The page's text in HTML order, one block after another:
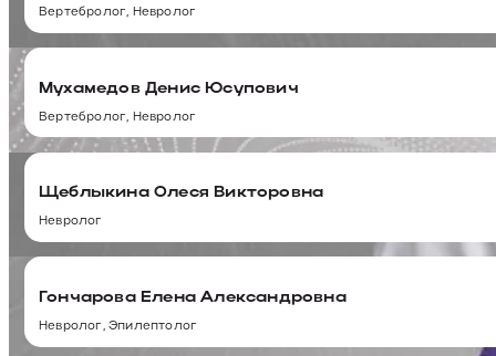
Вертебролог, Невролог
Мухамедов Денис Юсупович
Вертебролог, Невролог
Щеблыкина Олеся Викторовна
Невролог
Гончарова Елена Александровна
Невролог, Эпилептолог